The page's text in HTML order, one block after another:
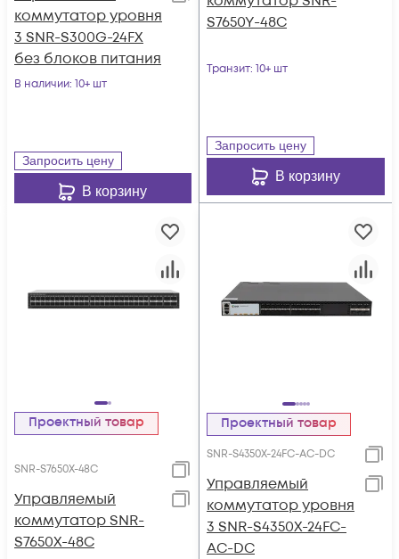
коммутатор уровня
3 SNR-S300G-24FX
без блоков питания
В наличии: 10+ шт
Запросить цену
В корзину
S7650Y-48C
Транзит: 10+ шт
Запросить цену
В корзину
Проектный товар
SNR-S7650X-48C
Управляемый
коммутатор SNR-
S7650X-48C
Проектный товар
SNR-S4350X-24FC-AC-DC
Управляемый
коммутатор уровня
3 SNR-S4350X-24FC-
AC-DC